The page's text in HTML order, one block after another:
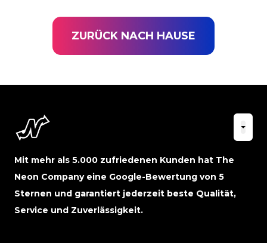
ZURÜCK NACH HAUSE
Mit mehr als 5.000 zufriedenen Kunden hat The
Neon Company eine Google-Bewertung von 5
Sternen und garantiert jederzeit beste Qualität,
Service und Zuverlässigkeit.